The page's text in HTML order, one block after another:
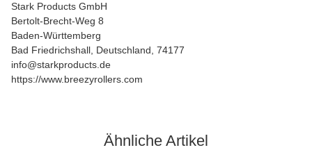
Stark Products GmbH
Bertolt-Brecht-Weg 8
Baden-Württemberg
Bad Friedrichshall, Deutschland, 74177
info@starkproducts.de
https://www.breezyrollers.com
Ähnliche Artikel